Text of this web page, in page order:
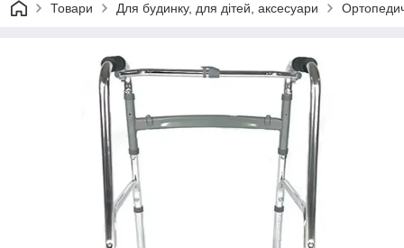
Товари Для будинку, для дітей, аксесуари